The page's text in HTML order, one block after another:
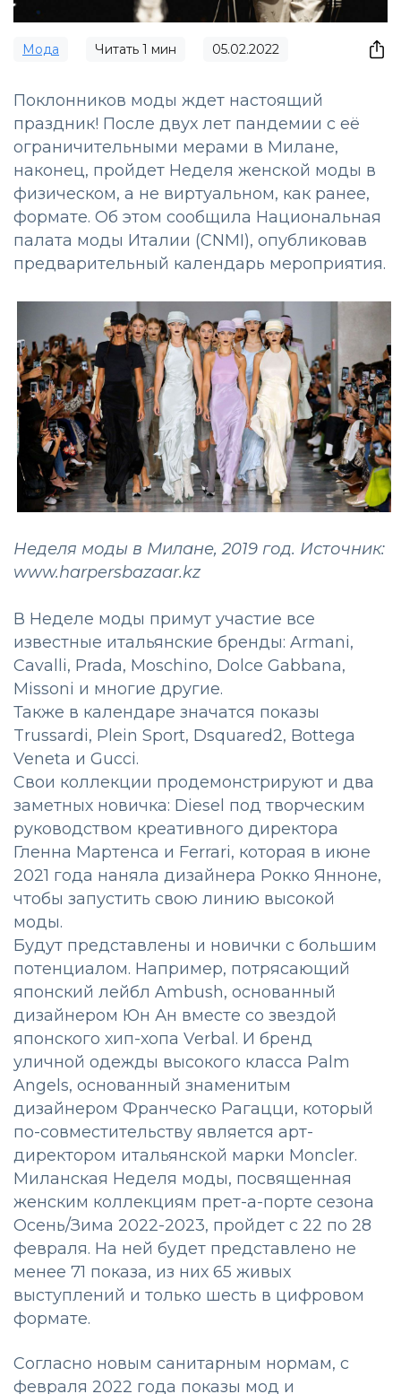
Мода Читать 1 мин 05.02.2022
Поклонников моды ждет настоящий
праздник! После двух лет пандемии с её
ограничительными мерами в Милане,
наконец, пройдет Неделя женской моды в
физическом, а не виртуальном, как ранее,
формате. Об этом сообщила Национальная
палата моды Италии (CNMI), опубликовав
предварительный календарь мероприятия.
Неделя моды в Милане, 2019 год. Источник:
www.harpersbazaar.kz
В Неделе моды примут участие все
известные итальянские бренды: Armani,
Cavalli, Prada, Moschino, Dolce Gabbana,
Missoni и многие другие.
Также в календаре значатся показы
Trussardi, Plein Sport, Dsquared2, Bottega
Veneta и Gucci.
Свои коллекции продемонстрируют и два
заметных новичка: Diesel под творческим
руководством креативного директора
Гленна Мартенса и Ferrari, которая в июне
2021 года наняла дизайнера Рокко Янноне,
чтобы запустить свою линию высокой
моды.
Будут представлены и новички с большим
потенциалом. Например, потрясающий
японский лейбл Ambush, основанный
дизайнером Юн Ан вместе со звездой
японского хип-хопа Verbal. И бренд
уличной одежды высокого класса Palm
Angels, основанный знаменитым
дизайнером Франческо Рагацци, который
по-совместительству является арт-
директором итальянской марки Moncler.
Миланская Неделя моды, посвященная
женским коллекциям прет-а-порте сезона
Осень/Зима 2022-2023, пройдет с 22 по 28
февраля. На ней будет представлено не
менее 71 показа, из них 65 живых
выступлений и только шесть в цифровом
формате.
Согласно новым санитарным нормам, с
февраля 2022 года показы мод и